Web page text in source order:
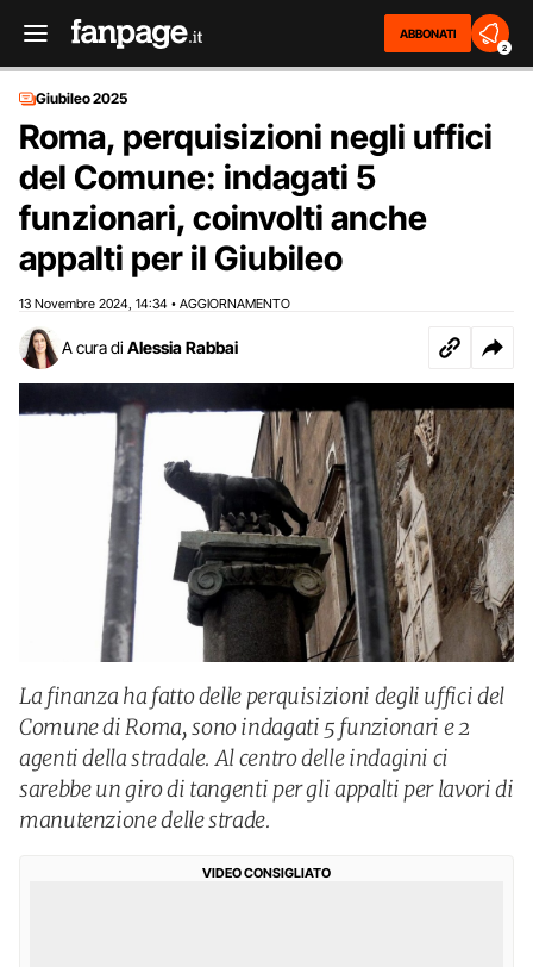
ABBONATI
2
Giubileo 2025
Roma, perquisizioni negli uffici
del Comune: indagati 5
funzionari, coinvolti anche
appalti per il Giubileo
13 Novembre 2024 14:34 • AGGIORNAMENTO
A cura di Alessia Rabbai
La finanza ha fatto delle perquisizioni degli uffici del
Comune di Roma, sono indagati 5 funzionari e 2
agenti della stradale. Al centro delle indagini ci
sarebbe un giro di tangenti per gli appalti per lavori di
manutenzione delle strade.
VIDEO CONSIGLIATO